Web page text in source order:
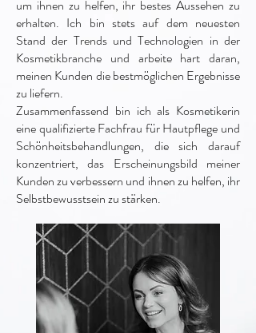
um ihnen zu helfen, ihr bestes Aussehen zu
erhalten. Ich bin stets auf dem neuesten
Stand der Trends und Technologien in der
Kosmetikbranche und arbeite hart daran,
meinen Kunden die bestmöglichen Ergebnisse
zu liefern.
Zusammenfassend bin ich als Kosmetikerin
eine qualifizierte Fachfrau für Hautpflege und
Schönheitsbehandlungen, die sich darauf
konzentriert, das Erscheinungsbild meiner
Kunden zu verbessern und ihnen zu helfen, ihr
Selbstbewusstsein zu stärken.